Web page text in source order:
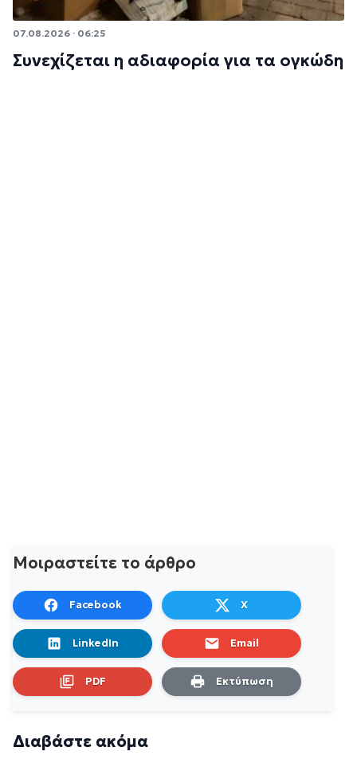
07.08.2026 · 06:25
Συνεχίζεται η αδιαφορία για τα ογκώδη
Μοιραστείτε το άρθρο
Facebook X
LinkedIn Email
PDF Εκτύπωση
Διαβάστε ακόμα